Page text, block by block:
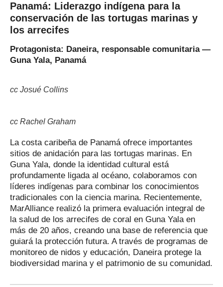
Panamá: Liderazgo indígena para la
conservación de las tortugas marinas y
los arrecifes
Protagonista: Daneira, responsable comunitaria —
Guna Yala, Panamá
cc Josué Collins
cc Rachel Graham
La costa caribeña de Panamá ofrece importantes
sitios de anidación para las tortugas marinas. En
Guna Yala, donde la identidad cultural está
profundamente ligada al océano, colaboramos con
líderes indígenas para combinar los conocimientos
tradicionales con la ciencia marina. Recientemente,
MarAlliance realizó la primera evaluación integral de
la salud de los arrecifes de coral en Guna Yala en
más de 20 años, creando una base de referencia que
guiará la protección futura. A través de programas de
monitoreo de nidos y educación, Daneira protege la
biodiversidad marina y el patrimonio de su comunidad.